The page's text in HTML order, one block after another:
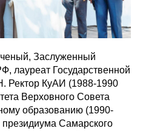
Заслуженный
лауреат Государственной
Ректор КуАИ (1988-1990
Верховного Совета
образованию (1990-
Самарского